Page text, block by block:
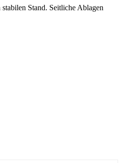
Stand. Seitliche Ablagen